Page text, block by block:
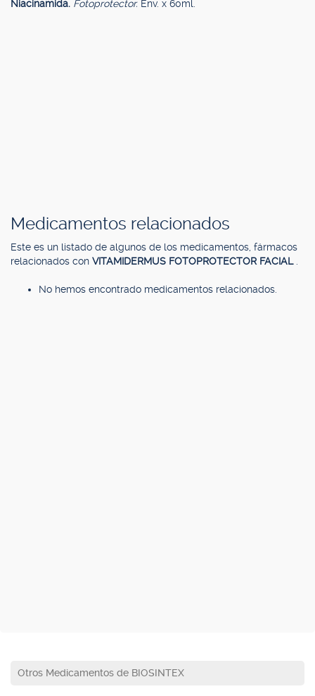
Niacinamida. Fotoprotector. Env. x 60ml.
Medicamentos relacionados
Este es un listado de algunos de los medicamentos, fármacos
relacionados con VITAMIDERMUS FOTOPROTECTOR FACIAL
No hemos encontrado medicamentos relacionados.
Otros Medicamentos de BIOSINTEX